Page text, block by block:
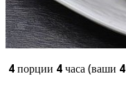
4 порции 4 часа (ваши